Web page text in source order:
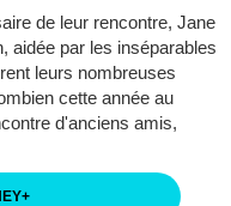
de leur rencontre, Jane
aidée par les inséparables
leurs nombreuses
cette année au
d'anciens amis,
+